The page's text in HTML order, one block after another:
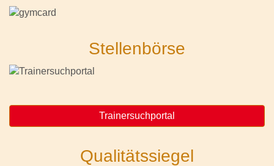
Stellenbörse
Trainersuchportal
Qualitätssiegel